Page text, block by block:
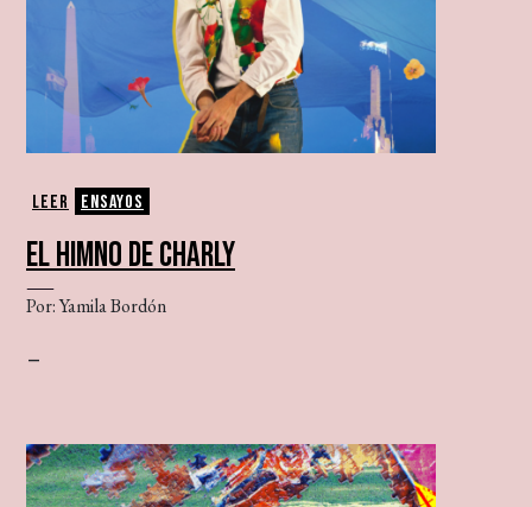
Leer Ensayos
EL HIMNO DE CHARLY
Por: Yamila Bordón
–